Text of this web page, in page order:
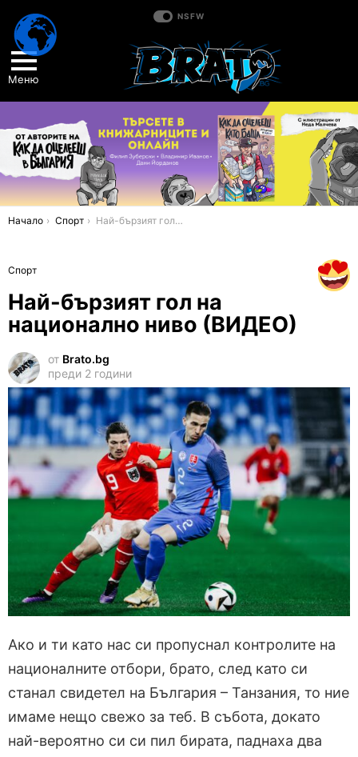
NSFW
Меню
You are here:
Начало Спорт Най-бързият гол на национално ниво (ВИДЕО)
Спорт
Най-бързият гол на
национално ниво (ВИДЕО)
от Brato.bg
преди 2 години
Ако и ти като нас си пропуснал контролите на
националните отбори, брато, след като си
станал свидетел на България – Танзания, то ние
имаме нещо свежо за теб. В събота, докато
най-вероятно си си пил бирата, паднаха два